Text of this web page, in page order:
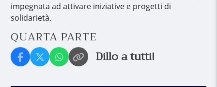
impegnata ad attivare iniziative e progetti di
solidarietà.
QUARTA PARTE
Dillo a tutti!